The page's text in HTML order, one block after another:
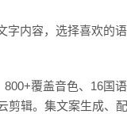
内容，选择喜欢的
覆盖音色、16国
剪辑。集文案生成、